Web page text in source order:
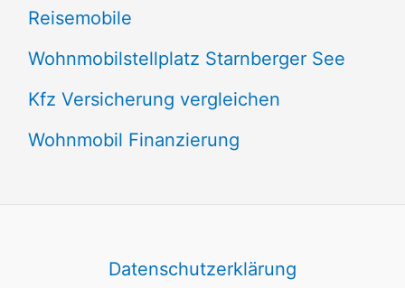
Reisemobile
Wohnmobilstellplatz Starnberger See
Kfz Versicherung vergleichen
Wohnmobil Finanzierung
Datenschutzerklärung